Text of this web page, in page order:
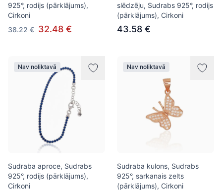
925°, rodijs (pārklājums),
Cirkoni
38.22 € 32.48 €
slēdzēju, Sudrabs 925°, rodijs
(pārklājums), Cirkoni
43.58 €
Nav noliktavā
Sudraba aproce, Sudrabs
925°, rodijs (pārklājums),
Cirkoni
Nav noliktavā
Sudraba kulons, Sudrabs
925°, sarkanais zelts
(pārklājums), Cirkoni